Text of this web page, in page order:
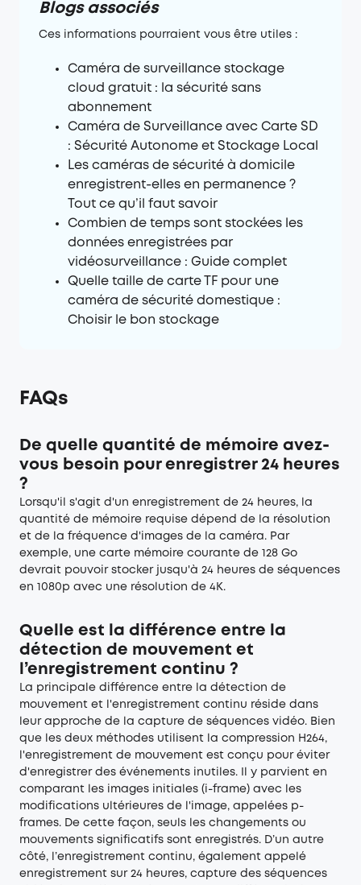
Blogs associés
Ces informations pourraient vous être utiles :
Caméra de surveillance stockage
cloud gratuit : la sécurité sans
abonnement
Caméra de Surveillance avec Carte SD
: Sécurité Autonome et Stockage Local
Les caméras de sécurité à domicile
enregistrent-elles en permanence ?
Tout ce qu’il faut savoir
Combien de temps sont stockées les
données enregistrées par
vidéosurveillance : Guide complet
Quelle taille de carte TF pour une
caméra de sécurité domestique :
Choisir le bon stockage
FAQs
De quelle quantité de mémoire avez-
vous besoin pour enregistrer 24 heures
?
Lorsqu'il s'agit d'un enregistrement de 24 heures, la
quantité de mémoire requise dépend de la résolution
et de la fréquence d'images de la caméra. Par
exemple, une carte mémoire courante de 128 Go
devrait pouvoir stocker jusqu'à 24 heures de séquences
en 1080p avec une résolution de 4K.
Quelle est la différence entre la
détection de mouvement et
l’enregistrement continu ?
La principale différence entre la détection de
mouvement et l'enregistrement continu réside dans
leur approche de la capture de séquences vidéo. Bien
que les deux méthodes utilisent la compression H264,
l'enregistrement de mouvement est conçu pour éviter
d'enregistrer des événements inutiles. Il y parvient en
comparant les images initiales (i-frame) avec les
modifications ultérieures de l'image, appelées p-
frames. De cette façon, seuls les changements ou
mouvements significatifs sont enregistrés. D’un autre
côté, l’enregistrement continu, également appelé
enregistrement sur 24 heures, capture des séquences